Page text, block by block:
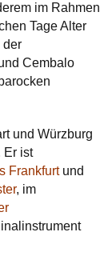
im Rahmen
Tage Alter
der
Cembalo
und Würzburg
Er ist
Frankfurtund
, im